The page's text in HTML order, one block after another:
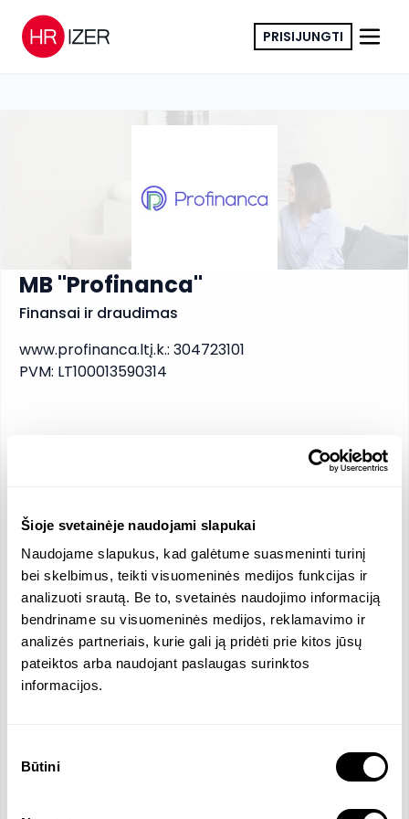
Šioje svetainėje naudojami slapukai
Naudojame slapukus, kad galėtume suasmeninti turinį
bei skelbimus, teikti visuomeninės medijos funkcijas ir
analizuoti srautą. Be to, svetainės naudojimo informaciją
bendriname su visuomeninės medijos, reklamavimo ir
analizės partneriais, kurie gali ją pridėti prie kitos jūsų
pateiktos arba naudojant paslaugas surinktos
informacijos.
pasirinkimas
Būtini
PRISIJUNGTI
KOPIJUOTI NUORODĄ
MB "Profinanca"
Finansai ir draudimas
www.profinanca.ltį.k.: 304723101
PVM: LT100013590314
Vieta
Ukmergės g., Vilnius, Lietuva
Pajamos
251835 EUR
Oficialios kalbos
Lietuvių
teikianti profesionalias finansų tvarkymo, mokesčių